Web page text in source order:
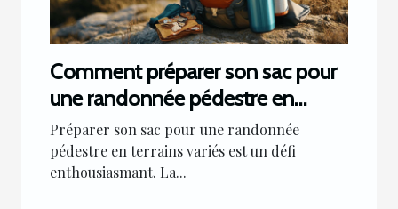
Comment préparer son sac pour
une randonnée pédestre en
terrains variés ?
Préparer son sac pour une randonnée
pédestre en terrains variés est un défi
enthousiasmant. La...